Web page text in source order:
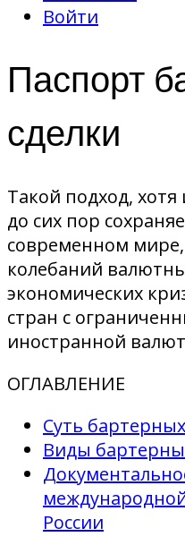
Войти
Паспорт
сделки
Такой подход,
до сих пор
современном мире,
колебаний
экономических
стран с
иностранной
ОГЛАВЛЕНИЕ
Суть
Виды
России